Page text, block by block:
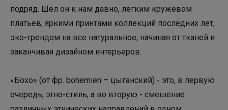
подряд. Шёл он к нам давно, легким кружевом
платьев, яркими принтами коллекций последних лет,
эко-трендом на все натуральное, начиная от тканей и
заканчивая дизайном интерьеров.
«Бохо» (от фр. bohemien – цыганский) - это, в первую
очередь, этно-стиль, а во вторую - смешение